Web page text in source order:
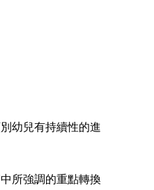
幼兒有持續性的進
所強調的重點轉換